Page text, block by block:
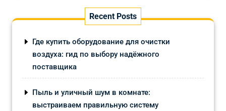
Recent Posts
Где купить оборудование для очистки
воздуха: гид по выбору надёжного
поставщика
Пыль и уличный шум в комнате:
выстраиваем правильную систему